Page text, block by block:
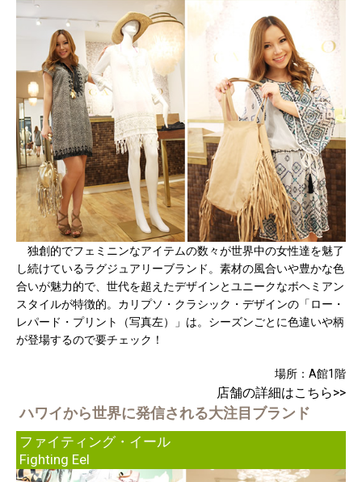
独創的でフェミニンなアイテムの数々が世界中の女性達を魅了
し続けているラグジュアリーブランド。素材の風合いや豊かな色
合いが魅力的で、世代を超えたデザインとユニークなボヘミアン
スタイルが特徴的。カリプソ・クラシック・デザインの「ロー・
レパード・プリント（写真左）」は。シーズンごとに色違いや柄
が登場するので要チェック！
場所：A館1階
店舗の詳細はこちら>>
ハワイから世界に発信される大注目ブランド
ファイティング・イール
Fighting Eel